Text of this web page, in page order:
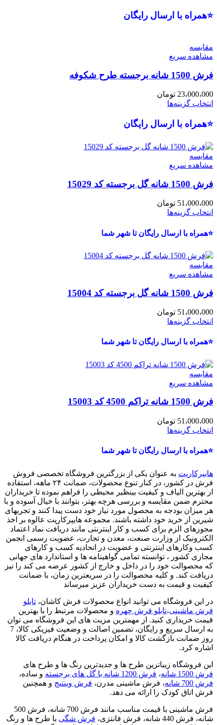
⭐همراه با ارسال رایگان
مقایسه
مشاهده سریع
فرش 1500 شانه برجسته طرح شکوفه
23،000،000 تومان
انتخاب گزینه‌ها
⭐همراه با ارسال رایگان
مقایسه
مشاهده سریع
فرش 1500 شانه گل برجسته کد 15029
51،000،000 تومان
انتخاب گزینه‌ها
⭐همراه با ارسال رایگان تا شهر شما
مقایسه
مشاهده سریع
فرش 1500 شانه گل برجسته کد 15004
51،000،000 تومان
انتخاب گزینه‌ها
⭐همراه با ارسال رایگان تا شهر شما
مقایسه
مشاهده سریع
فرش 1500 شانه تراکم 4500 کد 15003
51،000،000 تومان
انتخاب گزینه‌ها
⭐همراه با ارسال رایگان تا شهر شما
هایپرکارپت به عنوان یکی از بزرگترین فروشگاه تخصصی فروش
فرش در کشور، در کنار تنوع محصولات، ضمانت ۲۴ ماهه، استفاده
از بهترین الیاف و کیفیت بینظیر محیطی را فراهم نموده تا خریداران
محترم ضمن مقایسه و بررسی هرچه بهتر، بتوانند با خیال آسوده و با
هر میزان بودجه به محصول مورد نیاز خود دست پیدا کنند و تجربهای
شیرین از خرید خود داشته باشند. مجموعه هایپرکارپت عالوه بر اخذ
مجوزهای الزم برای کسب و کار اینترنتی مانند دریافت نماد اعتماد
الکترونیک از وزارت صنعت، معدن و تجارت، عضویت رسمی انجمن
کسب وکارهای اینترنتی و عضویت در اتحادیه کسب و کارهای
مجازی کشور ، توانسته تمامی گواهینامه ها و استاندارد های جهانی
که محصوالت خود را در داخل و خارج از کشور عرضه می کند را نیز
دریافت کند. و کلیه محصوالت را در سریعترین زمان، با ضمانت
کیفیت و قیمت به دست خریداران عزیز میرساند
در این فروشگاه می توانید انواع محصولات فرش کاشان، تابلو
فرش ماشینی،تابلو فرش چهره و محصولات مرتبط را با بهترین
قیمت خریداری کنید. از مهمترین مزیت های این فروشگاه می توان
به ارسال سریع و رایگان، تضمین اصالت و وضعیت فیزیکی کالا، 7
روز ضمانت بازگشت کالا و امکان پرداخت در هنگام دریافت کالا
اشاره کرد.
این فروشگاه زیباترین طرح ها و جدیدترین رنگ ها و طرح های
فرش 1500 شانه
، فرش 1200 شانه با گل های برجسته
و ساده،
فرش 700 شانه
، فرش ماشینی مدرن، فرش وینتیج و همچنین
فرش اتاق کودک را ارائه می دهد.
فرش ماشینی با قیمت مناسب مانند فرش 700 شانه، فرش 500
شانه، فرش 440 شانه، فرش فانتزی،
فرش شگی با طرح ها و رنگ